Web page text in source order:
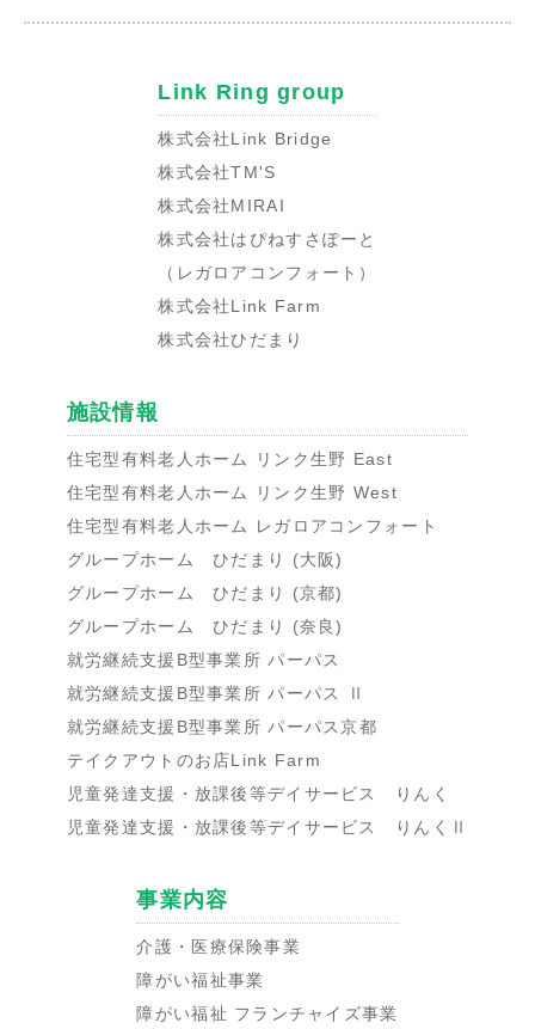
Link Ring group
株式会社Link Bridge
株式会社TM'S
株式会社MIRAI
株式会社はぴねすさぽーと
（レガロアコンフォート）
株式会社Link Farm
株式会社ひだまり
施設情報
住宅型有料老人ホーム リンク生野 East
住宅型有料老人ホーム リンク生野 West
住宅型有料老人ホーム レガロアコンフォート
グループホーム ひだまり (大阪)
グループホーム ひだまり (京都)
グループホーム ひだまり (奈良)
就労継続支援B型事業所 パーパス
就労継続支援B型事業所 パーパス Ⅱ
就労継続支援B型事業所 パーパス京都
テイクアウトのお店Link Farm
児童発達支援・放課後等デイサービス りんく
児童発達支援・放課後等デイサービス りんくⅡ
事業内容
介護・医療保険事業
障がい福祉事業
障がい福祉 フランチャイズ事業